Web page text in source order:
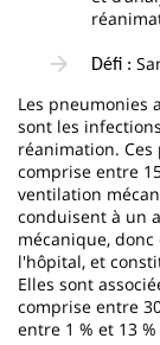
Défi :
Les pneumonies
sont les
réanimation.
comprise entre
ventilation
conduisent à un
mécanique,
l'hôpital, et
Elles sont
comprise entre
entre 1 % et 13